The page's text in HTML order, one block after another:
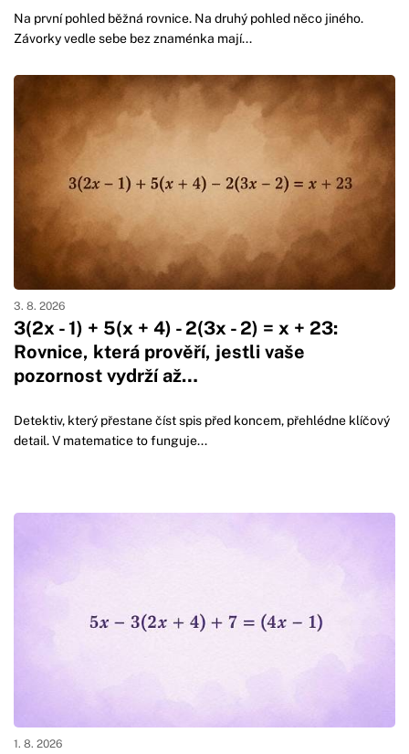
Na první pohled běžná rovnice. Na druhý pohled něco jiného.
Závorky vedle sebe bez znaménka mají...
3(2x - 1) + 5(x + 4) - 2(3x - 2) = x + 23:
Rovnice, která prověří, jestli vaše
pozornost vydrží až…
3. 8. 2026
Detektiv, který přestane číst spis před koncem, přehlédne klíčový
detail. V matematice to funguje...
1. 8. 2026